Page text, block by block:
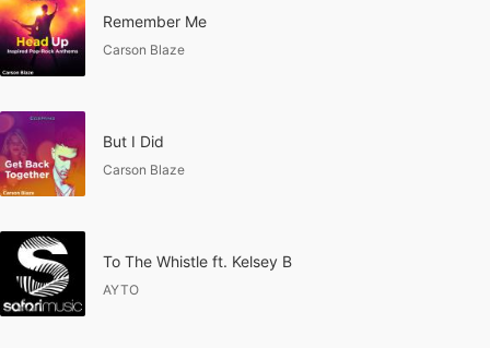
Remember Me
Carson Blaze
But I Did
Carson Blaze
To The Whistle ft. Kelsey B
AYTO